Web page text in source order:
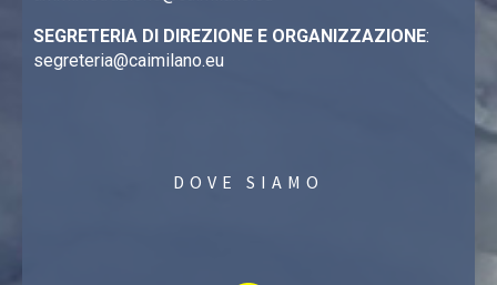
SEGRETERIA DI DIREZIONE E ORGANIZZAZIONE:
segreteria@caimilano.eu
DOVE SIAMO